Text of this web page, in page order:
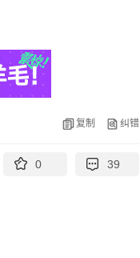
复制 纠错
0 39